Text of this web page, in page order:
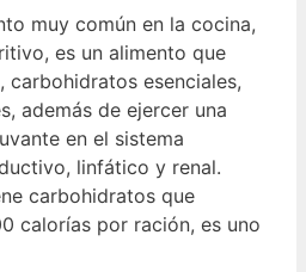
muy común en la cocina,
es un alimento que
carbohidratos esenciales,
además de ejercer una
en el sistema
linfático y renal.
carbohidratos que
calorías por ración, es uno